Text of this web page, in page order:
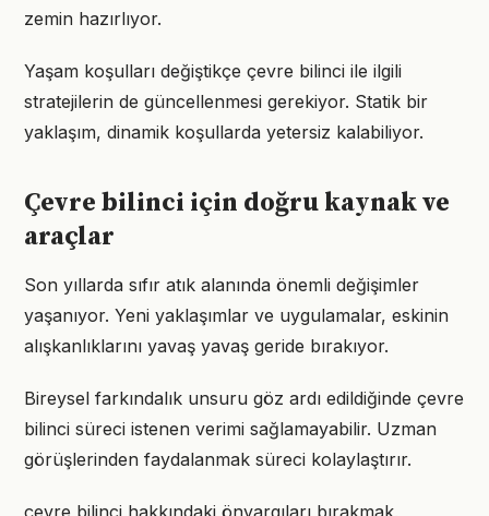
zemin hazırlıyor.
Yaşam koşulları değiştikçe çevre bilinci ile ilgili
stratejilerin de güncellenmesi gerekiyor. Statik bir
yaklaşım, dinamik koşullarda yetersiz kalabiliyor.
Çevre bilinci için doğru kaynak ve
araçlar
Son yıllarda sıfır atık alanında önemli değişimler
yaşanıyor. Yeni yaklaşımlar ve uygulamalar, eskinin
alışkanlıklarını yavaş yavaş geride bırakıyor.
Bireysel farkındalık unsuru göz ardı edildiğinde çevre
bilinci süreci istenen verimi sağlamayabilir. Uzman
görüşlerinden faydalanmak süreci kolaylaştırır.
çevre bilinci hakkındaki önyargıları bırakmak,